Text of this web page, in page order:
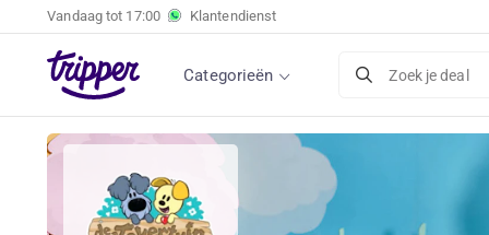
Vandaag tot 17:00 Klantendienst
Categorieën Zoek je deal